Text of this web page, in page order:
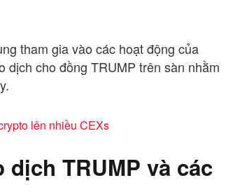
tham gia vào các hoạt động của
cho đồng TRUMP trên sàn nhằm
lên nhiều CEXs
TRUMP và các